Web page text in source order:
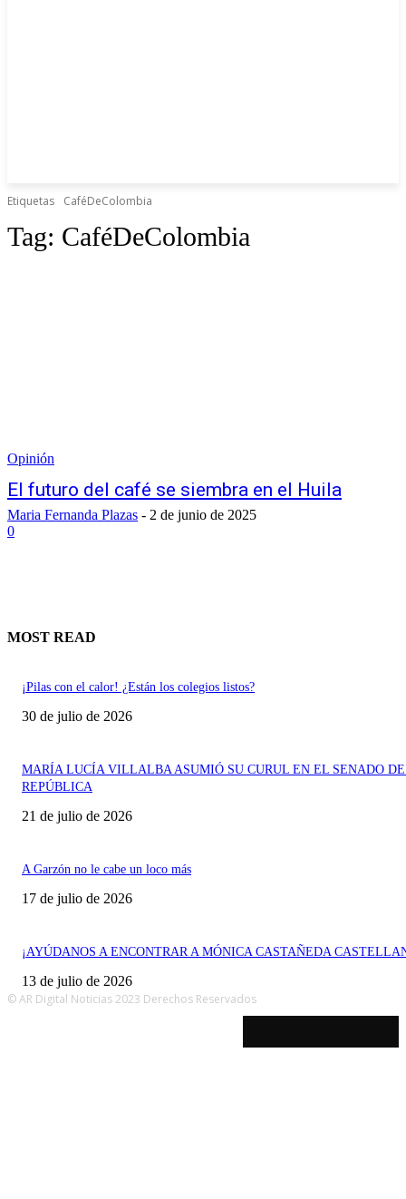
Etiquetas CaféDeColombia
Tag: CaféDeColombia
Opinión
El futuro del café se siembra en el Huila
Maria Fernanda Plazas - 2 de junio de 2025
0
MOST READ
¡Pilas con el calor! ¿Están los colegios listos?
30 de julio de 2026
MARÍA LUCÍA VILLALBA ASUMIÓ SU CURUL EN EL SENADO
REPÚBLICA
21 de julio de 2026
A Garzón no le cabe un loco más
17 de julio de 2026
¡AYÚDANOS A ENCONTRAR A MÓNICA CASTAÑEDA
13 de julio de 2026
© AR Digital Noticias 2023 Derechos Reservados